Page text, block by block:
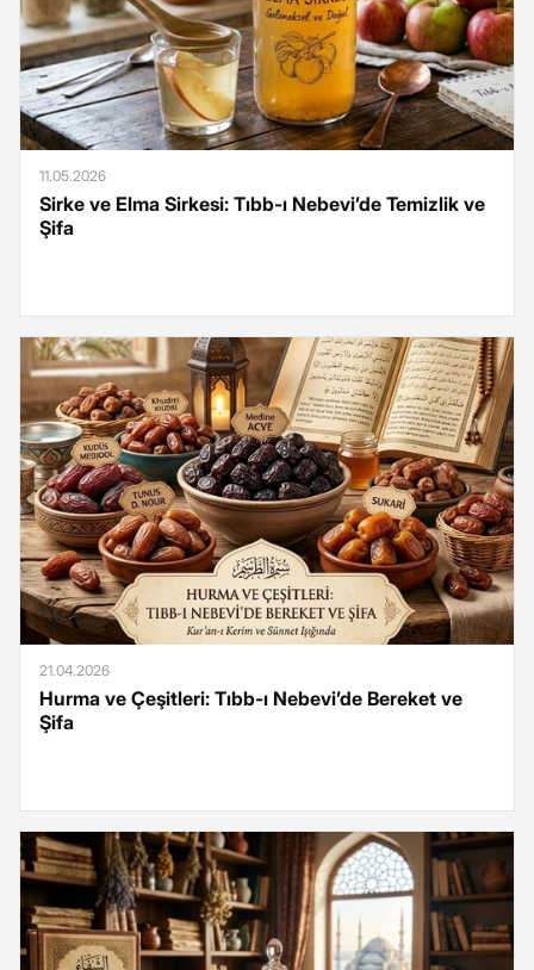
11.05.2026
Sirke ve Elma Sirkesi: Tıbb-ı Nebevi’de Temizlik ve
Şifa
21.04.2026
Hurma ve Çeşitleri: Tıbb-ı Nebevi’de Bereket ve
Şifa